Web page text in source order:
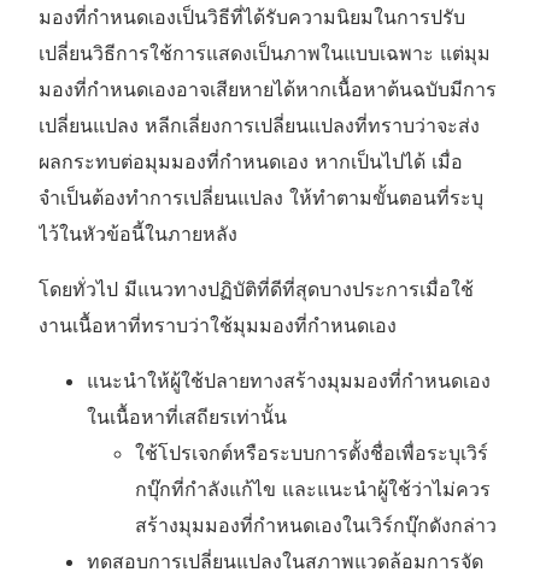
มองที่กำหนดเองเป็นวิธีที่ได้รับความนิยมในการปรับ
เปลี่ยนวิธีการใช้การแสดงเป็นภาพในแบบเฉพาะ แต่มุม
มองที่กำหนดเองอาจเสียหายได้หากเนื้อหาต้นฉบับมีการ
เปลี่ยนแปลง หลีกเลี่ยงการเปลี่ยนแปลงที่ทราบว่าจะส่ง
ผลกระทบต่อมุมมองที่กำหนดเอง หากเป็นไปได้ เมื่อ
จำเป็นต้องทำการเปลี่ยนแปลง ให้ทำตามขั้นตอนที่ระบุ
ไว้ในหัวข้อนี้ในภายหลัง
โดยทั่วไป มีแนวทางปฏิบัติที่ดีที่สุดบางประการเมื่อใช้
งานเนื้อหาที่ทราบว่าใช้มุมมองที่กำหนดเอง
แนะนำให้ผู้ใช้ปลายทางสร้างมุมมองที่กำหนดเอง
ในเนื้อหาที่เสถียรเท่านั้น
ใช้โปรเจกต์หรือระบบการตั้งชื่อเพื่อระบุเวิร์
กบุ๊กที่กำลังแก้ไข และแนะนำผู้ใช้ว่าไม่ควร
สร้างมุมมองที่กำหนดเองในเวิร์กบุ๊กดังกล่าว
ทดสอบการเปลี่ยนแปลงในสภาพแวดล้อมการจัด